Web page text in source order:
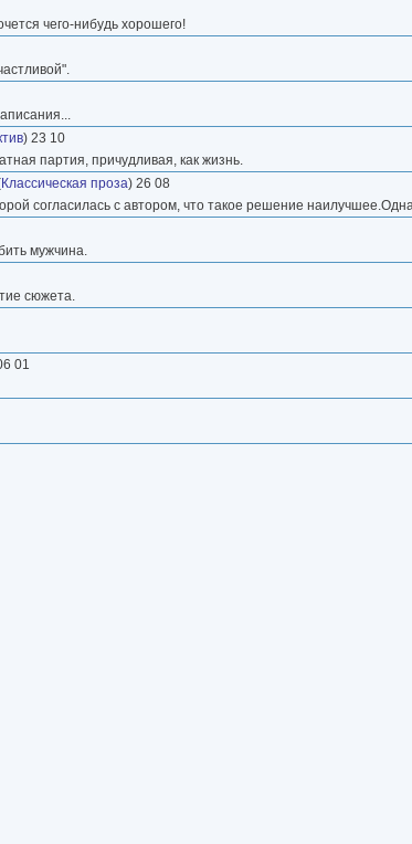
чего-нибудь хорошего!
) 23 10
партия, причудливая, как жизнь.
Классическая проза) 26 08
согласилась с автором, что такое решение
мужчина.
сюжета.
01